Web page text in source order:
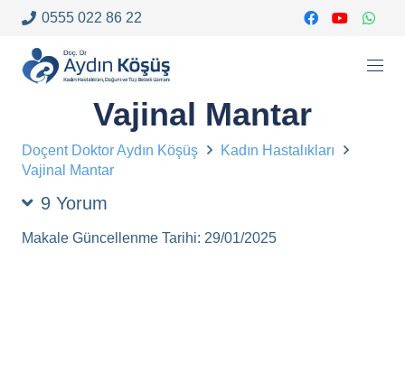
0555 022 86 22
Vajinal Mantar
Doçent Doktor Aydın Köşüş
Kadın Hastalıkları
Vajinal Mantar
9 Yorum
Makale Güncellenme Tarihi: 29/01/2025